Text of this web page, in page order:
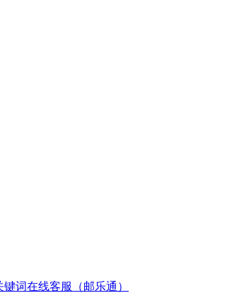
键词在线客服（邮乐通）